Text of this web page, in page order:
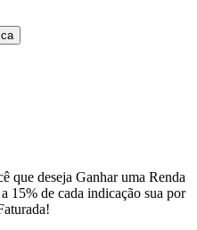
que deseja Ganhar uma Renda
15% de cada indicação sua por